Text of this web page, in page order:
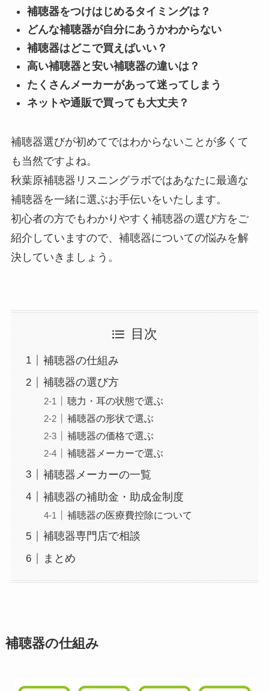
補聴器をつけはじめるタイミングは？
どんな補聴器が自分にあうかわからない
補聴器はどこで買えばいい？
高い補聴器と安い補聴器の違いは？
たくさんメーカーがあって迷ってしまう
ネットや通販で買っても大丈夫？
補聴器選びが初めてではわからないことが多くて
も当然ですよね。
秋葉原補聴器リスニングラボではあなたに最適な
補聴器を一緒に選ぶお手伝いをいたします。
初心者の方でもわかりやすく補聴器の選び方をご
紹介していますので、補聴器についての悩みを解
決していきましょう。
目次
補聴器の仕組み
補聴器の選び方
聴力・耳の状態で選ぶ
補聴器の形状で選ぶ
補聴器の価格で選ぶ
補聴器メーカーで選ぶ
補聴器メーカーの一覧
補聴器の補助金・助成金制度
補聴器の医療費控除について
補聴器専門店で相談
まとめ
補聴器の仕組み